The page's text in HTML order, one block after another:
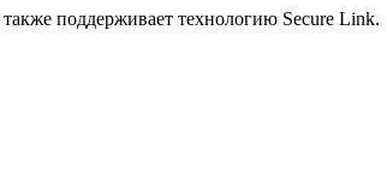
поддерживает технологию Secure Link.